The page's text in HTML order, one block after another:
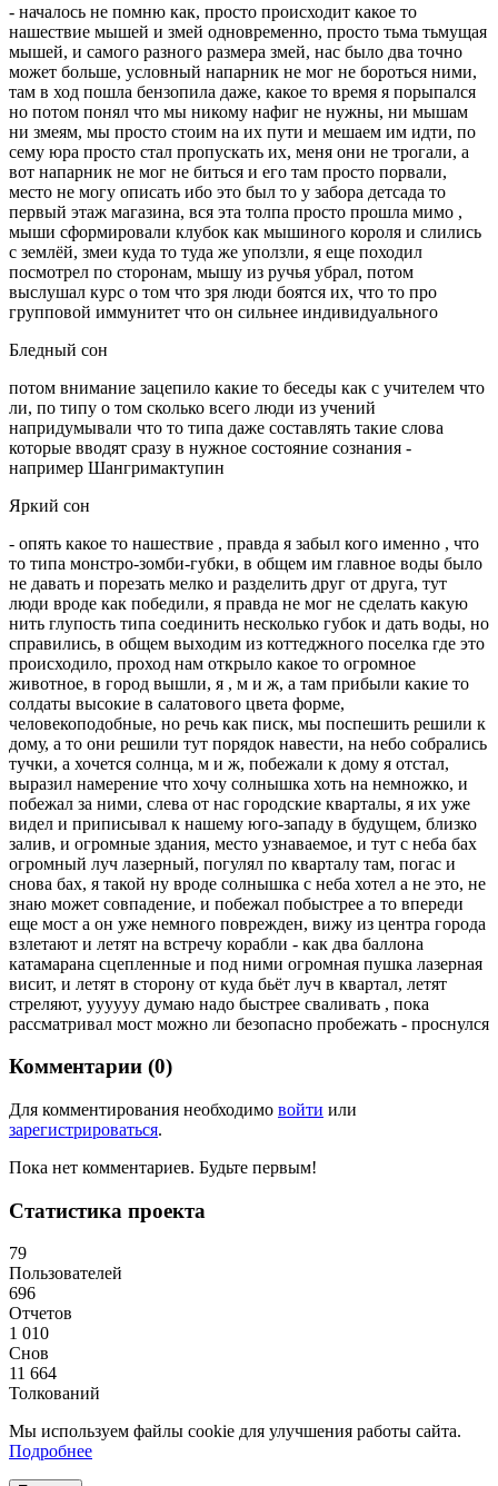
- началось не помню как, просто происходит какое то
нашествие мышей и змей одновременно, просто тьма тьмущая
мышей, и самого разного размера змей, нас было два точно
может больше, условный напарник не мог не бороться ними,
там в ход пошла бензопила даже, какое то время я порыпался
но потом понял что мы никому нафиг не нужны, ни мышам
ни змеям, мы просто стоим на их пути и мешаем им идти, по
сему юра просто стал пропускать их, меня они не трогали, а
вот напарник не мог не биться и его там просто порвали,
место не могу описать ибо это был то у забора детсада то
первый этаж магазина, вся эта толпа просто прошла мимо ,
мыши сформировали клубок как мышиного короля и слились
с землёй, змеи куда то туда же уползли, я еще походил
посмотрел по сторонам, мышу из ручья убрал, потом
выслушал курс о том что зря люди боятся их, что то про
групповой иммунитет что он сильнее индивидуального
Бледный сон
потом внимание зацепило какие то беседы как с учителем что
ли, по типу о том сколько всего люди из учений
напридумывали что то типа даже составлять такие слова
которые вводят сразу в нужное состояние сознания -
например Шангримактупин
Яркий сон
- опять какое то нашествие , правда я забыл кого именно , что
то типа монстро-зомби-губки, в общем им главное воды было
не давать и порезать мелко и разделить друг от друга, тут
люди вроде как победили, я правда не мог не сделать какую
нить глупость типа соединить несколько губок и дать воды, но
справились, в общем выходим из коттеджного поселка где это
происходило, проход нам открыло какое то огромное
животное, в город вышли, я , м и ж, а там прибыли какие то
солдаты высокие в салатового цвета форме,
человекоподобные, но речь как писк, мы поспешить решили к
дому, а то они решили тут порядок навести, на небо собрались
тучки, а хочется солнца, м и ж, побежали к дому я отстал,
выразил намерение что хочу солнышка хоть на немножко, и
побежал за ними, слева от нас городские кварталы, я их уже
видел и приписывал к нашему юго-западу в будущем, близко
залив, и огромные здания, место узнаваемое, и тут с неба бах
огромный луч лазерный, погулял по кварталу там, погас и
снова бах, я такой ну вроде солнышка с неба хотел а не это, не
знаю может совпадение, и побежал побыстрее а то впереди
еще мост а он уже немного поврежден, вижу из центра города
взлетают и летят на встречу корабли - как два баллона
катамарана сцепленные и под ними огромная пушка лазерная
висит, и летят в сторону от куда бьёт луч в квартал, летят
стреляют, уууууу думаю надо быстрее сваливать , пока
рассматривал мост можно ли безопасно пробежать - проснулся
Комментарии (0)
Для комментирования необходимо войти или
зарегистрироваться.
Пока нет комментариев. Будьте первым!
Статистика проекта
79
Пользователей
696
Отчетов
1 010
Снов
11 664
Толкований
Мы используем файлы cookie для улучшения работы сайта.
Подробнее